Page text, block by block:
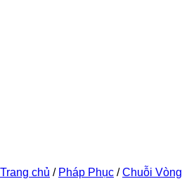
Trang chủ / Pháp Phục / Chuỗi Vòng